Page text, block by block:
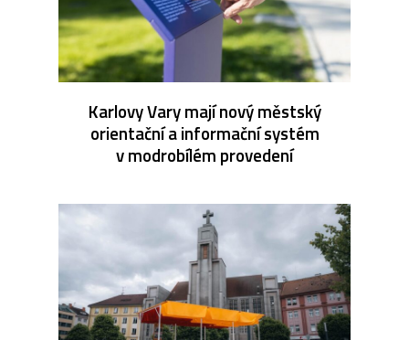
Karlovy Vary mají nový městský
orientační a informační systém
v modrobílém provedení